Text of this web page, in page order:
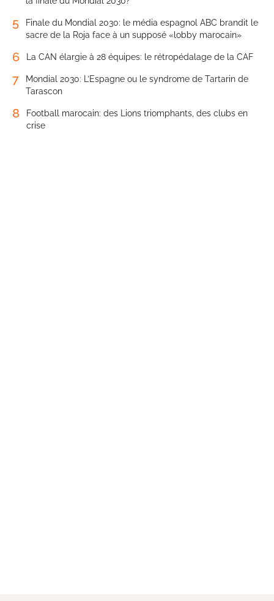
5
Finale du Mondial 2030: le média espagnol ABC brandit le
sacre de la Roja face à un supposé «lobby marocain»
6 La CAN élargie à 28 équipes: le rétropédalage de la CAF
7
Mondial 2030: L’Espagne ou le syndrome de Tartarin de
Tarascon
8
Football marocain: des Lions triomphants, des clubs en
crise